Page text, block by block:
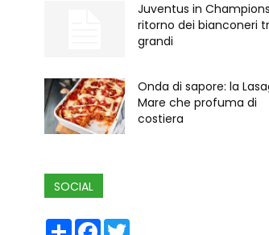
Juventus in
ritorno dei bianconeri
grandi
Onda di sapore: la
Mare che profuma di
costiera
SOCIAL
ShareFacebook